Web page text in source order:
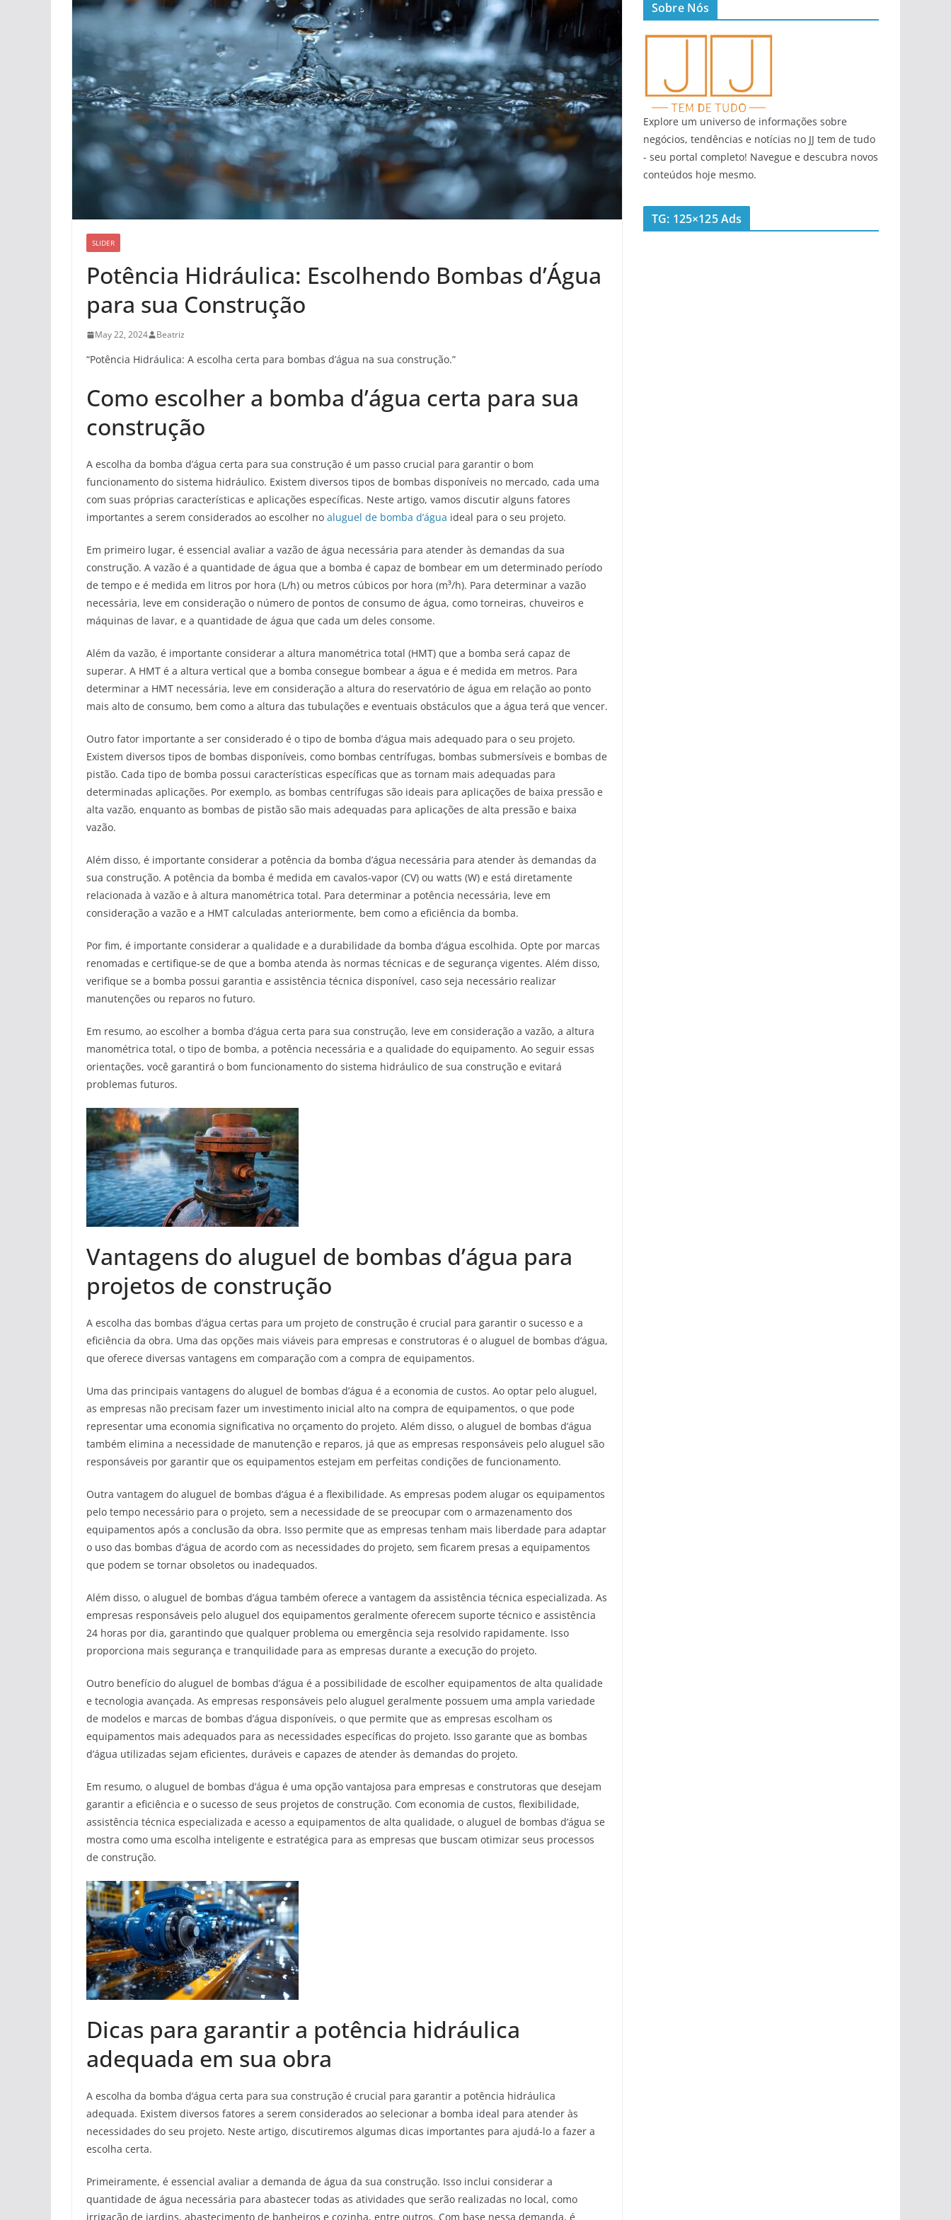
SLIDER
Potência Hidráulica: Escolhendo Bombas d’Água
para sua Construção
May 22, 2024 Beatriz
“Potência Hidráulica: A escolha certa para bombas d’água na sua construção.”
Como escolher a bomba d’água certa para sua
construção
A escolha da bomba d’água certa para sua construção é um passo crucial para garantir o bom
funcionamento do sistema hidráulico. Existem diversos tipos de bombas disponíveis no mercado, cada uma
com suas próprias características e aplicações específicas. Neste artigo, vamos discutir alguns fatores
importantes a serem considerados ao escolher no aluguel de bomba d’água ideal para o seu projeto.
Em primeiro lugar, é essencial avaliar a vazão de água necessária para atender às demandas da sua
construção. A vazão é a quantidade de água que a bomba é capaz de bombear em um determinado período
de tempo e é medida em litros por hora (L/h) ou metros cúbicos por hora (m³/h). Para determinar a vazão
necessária, leve em consideração o número de pontos de consumo de água, como torneiras, chuveiros e
máquinas de lavar, e a quantidade de água que cada um deles consome.
Além da vazão, é importante considerar a altura manométrica total (HMT) que a bomba será capaz de
superar. A HMT é a altura vertical que a bomba consegue bombear a água e é medida em metros. Para
determinar a HMT necessária, leve em consideração a altura do reservatório de água em relação ao ponto
mais alto de consumo, bem como a altura das tubulações e eventuais obstáculos que a água terá que vencer.
Outro fator importante a ser considerado é o tipo de bomba d’água mais adequado para o seu projeto.
Existem diversos tipos de bombas disponíveis, como bombas centrífugas, bombas submersíveis e bombas de
pistão. Cada tipo de bomba possui características específicas que as tornam mais adequadas para
determinadas aplicações. Por exemplo, as bombas centrífugas são ideais para aplicações de baixa pressão e
alta vazão, enquanto as bombas de pistão são mais adequadas para aplicações de alta pressão e baixa
vazão.
Além disso, é importante considerar a potência da bomba d’água necessária para atender às demandas da
sua construção. A potência da bomba é medida em cavalos-vapor (CV) ou watts (W) e está diretamente
relacionada à vazão e à altura manométrica total. Para determinar a potência necessária, leve em
consideração a vazão e a HMT calculadas anteriormente, bem como a eficiência da bomba.
Por fim, é importante considerar a qualidade e a durabilidade da bomba d’água escolhida. Opte por marcas
renomadas e certifique-se de que a bomba atenda às normas técnicas e de segurança vigentes. Além disso,
verifique se a bomba possui garantia e assistência técnica disponível, caso seja necessário realizar
manutenções ou reparos no futuro.
Em resumo, ao escolher a bomba d’água certa para sua construção, leve em consideração a vazão, a altura
manométrica total, o tipo de bomba, a potência necessária e a qualidade do equipamento. Ao seguir essas
orientações, você garantirá o bom funcionamento do sistema hidráulico de sua construção e evitará
problemas futuros.
Vantagens do aluguel de bombas d’água para
projetos de construção
A escolha das bombas d’água certas para um projeto de construção é crucial para garantir o sucesso e a
eficiência da obra. Uma das opções mais viáveis para empresas e construtoras é o aluguel de bombas d’água,
que oferece diversas vantagens em comparação com a compra de equipamentos.
Uma das principais vantagens do aluguel de bombas d’água é a economia de custos. Ao optar pelo aluguel,
as empresas não precisam fazer um investimento inicial alto na compra de equipamentos, o que pode
representar uma economia significativa no orçamento do projeto. Além disso, o aluguel de bombas d’água
também elimina a necessidade de manutenção e reparos, já que as empresas responsáveis pelo aluguel são
responsáveis por garantir que os equipamentos estejam em perfeitas condições de funcionamento.
Outra vantagem do aluguel de bombas d’água é a flexibilidade. As empresas podem alugar os equipamentos
pelo tempo necessário para o projeto, sem a necessidade de se preocupar com o armazenamento dos
equipamentos após a conclusão da obra. Isso permite que as empresas tenham mais liberdade para adaptar
o uso das bombas d’água de acordo com as necessidades do projeto, sem ficarem presas a equipamentos
que podem se tornar obsoletos ou inadequados.
Além disso, o aluguel de bombas d’água também oferece a vantagem da assistência técnica especializada. As
empresas responsáveis pelo aluguel dos equipamentos geralmente oferecem suporte técnico e assistência
24 horas por dia, garantindo que qualquer problema ou emergência seja resolvido rapidamente. Isso
proporciona mais segurança e tranquilidade para as empresas durante a execução do projeto.
Outro benefício do aluguel de bombas d’água é a possibilidade de escolher equipamentos de alta qualidade
e tecnologia avançada. As empresas responsáveis pelo aluguel geralmente possuem uma ampla variedade
de modelos e marcas de bombas d’água disponíveis, o que permite que as empresas escolham os
equipamentos mais adequados para as necessidades específicas do projeto. Isso garante que as bombas
d’água utilizadas sejam eficientes, duráveis e capazes de atender às demandas do projeto.
Em resumo, o aluguel de bombas d’água é uma opção vantajosa para empresas e construtoras que desejam
garantir a eficiência e o sucesso de seus projetos de construção. Com economia de custos, flexibilidade,
assistência técnica especializada e acesso a equipamentos de alta qualidade, o aluguel de bombas d’água se
mostra como uma escolha inteligente e estratégica para as empresas que buscam otimizar seus processos
de construção.
Dicas para garantir a potência hidráulica
adequada em sua obra
A escolha da bomba d’água certa para sua construção é crucial para garantir a potência hidráulica
adequada. Existem diversos fatores a serem considerados ao selecionar a bomba ideal para atender às
necessidades do seu projeto. Neste artigo, discutiremos algumas dicas importantes para ajudá-lo a fazer a
escolha certa.
Primeiramente, é essencial avaliar a demanda de água da sua construção. Isso inclui considerar a
quantidade de água necessária para abastecer todas as atividades que serão realizadas no local, como
irrigação de jardins, abastecimento de banheiros e cozinha, entre outros. Com base nessa demanda, é
Sobre Nós
Explore um universo de informações sobre
negócios, tendências e notícias no JJ tem de tudo
- seu portal completo! Navegue e descubra novos
conteúdos hoje mesmo.
TG: 125×125 Ads